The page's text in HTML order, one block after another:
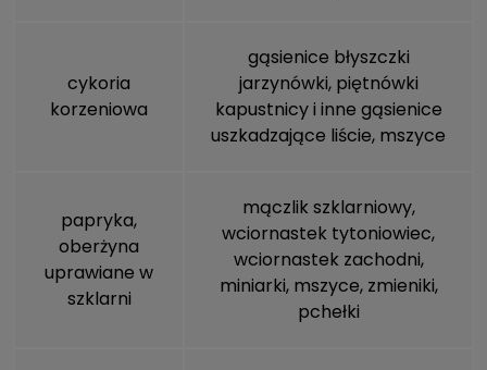
cykoria
korzeniowa
gąsienice błyszczki
jarzynówki, piętnówki
kapustnicy i inne gąsienice
uszkadzające liście, mszyce
papryka,
oberżyna
uprawiane w
szklarni
mączlik szklarniowy,
wciornastek tytoniowiec,
wciornastek zachodni,
miniarki, mszyce, zmieniki,
pchełki